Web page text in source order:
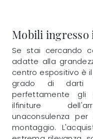
Mobili
Se stai cercando
adatte alla
centro espositivo è
grado di darti
perfettamente
ilfiniture
unaconsulenza
montaggio.